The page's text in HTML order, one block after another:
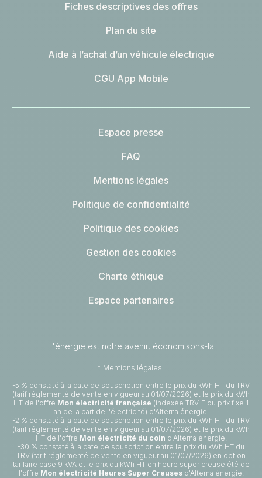
Fiches descriptives des offres
Plan du site
Aide à l’achat d’un véhicule électrique
CGU App Mobile
Espace presse
FAQ
Mentions légales
Politique de confidentialité
Politique des cookies
Gestion des cookies
Charte éthique
Espace partenaires
L'énergie est notre avenir, économisons-la
* Mentions légales :
-5 % constaté à la date de souscription entre le prix du kWh HT du TRV
(tarif réglementé de vente en vigueur au 01/07/2026) et le prix du kWh
HT de l'offre Mon électricité française (indexée TRV-E ou prix fixe 1
an de la part de l'électricité) d'Alterna énergie.
-2 % constaté à la date de souscription entre le prix du kWh HT du TRV
(tarif réglementé de vente en vigueur au 01/07/2026) et le prix du kWh
HT de l'offre Mon électricité du coin d'Alterna énergie.
-30 % constaté à la date de souscription entre le prix du kWh HT du
TRV (tarif réglementé de vente en vigueur au 01/07/2026) en option
tarifaire base 9 kVA et le prix du kWh HT en heure super creuse été de
l'offre Mon électricité Heures Super Creusesd'Alterna énergie.